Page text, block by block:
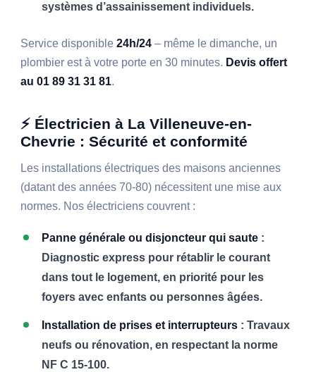
systèmes d’assainissement individuels.
Service disponible24h/24 – même le dimanche, un
plombier est à votre porte en 30 minutes. Devis offert
au 01 89 31 31 81.
⚡ Électricien à La Villeneuve-en-
Chevrie : Sécurité et conformité
Les installations électriques des maisons anciennes
(datant des années 70-80) nécessitent une mise aux
normes. Nos électriciens couvrent :
Panne générale ou disjoncteur qui saute :
Diagnostic express pour rétablir le courant
dans tout le logement, en priorité pour les
foyers avec enfants ou personnes âgées.
Installation de prises et interrupteurs : Travaux
neufs ou rénovation, en respectant la norme
NF C 15-100.